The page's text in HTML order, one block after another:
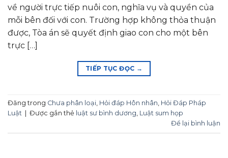
về người trực tiếp nuôi con, nghĩa vụ và quyền của
mỗi bên đối với con. Trường hợp không thỏa thuận
được, Tòa án sẽ quyết định giao con cho một bên
trực […]
TIẾP TỤC ĐỌC →
Đăng trong Chưa phân loại, Hỏi đáp Hôn nhân, Hỏi Đáp Pháp
Luật
Được gắn thẻ luật sư bình dương, Luật sum họp
Để lại bình luận